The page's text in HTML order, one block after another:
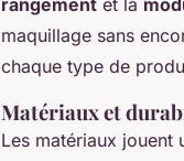
rangement et la
maquillage sans
chaque type de
Matériaux et
Les matériaux jouent